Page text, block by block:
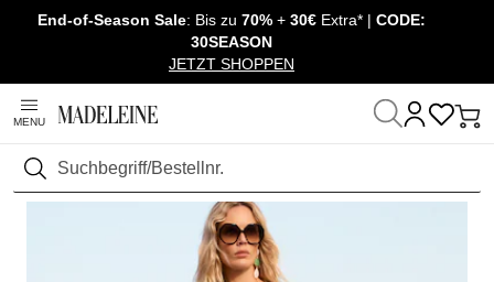
Überspringe Navigation, direkt zum Content
End-of-Season Sale: Bis zu 70% + 30€ Extra* | CODE:
30SEASON
JETZT SHOPPEN
MENU
Suchen
Startseite Mode Hosen